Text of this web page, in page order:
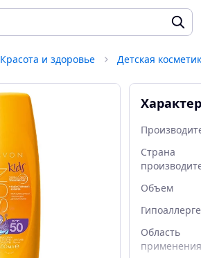
Красота и здоровье Детская
Страна
Объем
Область
применения